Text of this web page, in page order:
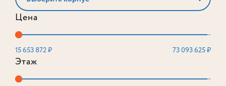
Цена
15 653 872 ₽ 73 093 625 ₽
Этаж